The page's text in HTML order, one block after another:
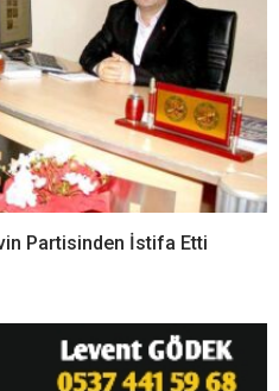
Partisinden İstifa Etti